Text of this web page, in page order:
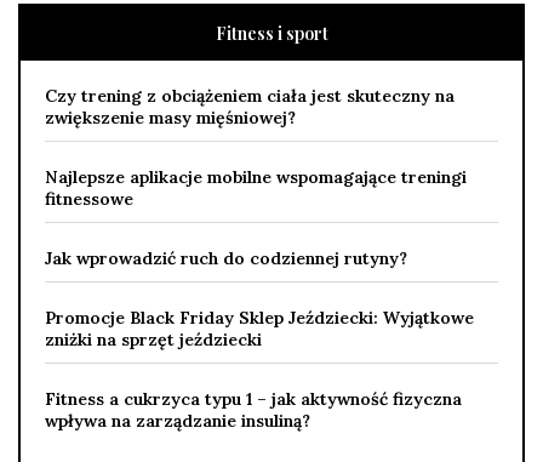
Fitness i sport
Czy trening z obciążeniem ciała jest skuteczny na
zwiększenie masy mięśniowej?
Najlepsze aplikacje mobilne wspomagające treningi
fitnessowe
Jak wprowadzić ruch do codziennej rutyny?
Promocje Black Friday Sklep Jeździecki: Wyjątkowe
zniżki na sprzęt jeździecki
Fitness a cukrzyca typu 1 – jak aktywność fizyczna
wpływa na zarządzanie insuliną?